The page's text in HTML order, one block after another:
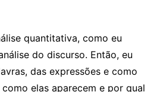
quantitativa, como eu
do discurso. Então, eu
das expressões e como
elas aparecem e por qual